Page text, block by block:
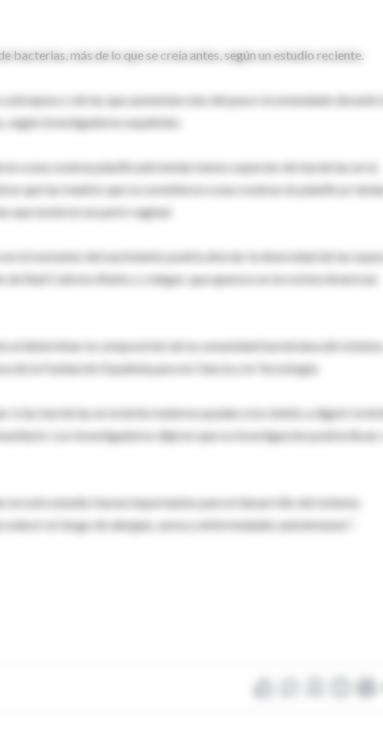
bacterias, más de lo que se creía antes, según un estudio reciente.
o de las que aumentan más del peso recomendado durante el
investigadores españoles.
a una cesárea planificada tenían menos especies de bacterias en la
que las madres que se sometieron a una cesárea sin planificar
que tuvieron un parto vaginal.
en el momento del nacimiento podría afectar la diversidad de las
de Raúl Cabrera Rubio y colegas, que aparece en la revista American
al determinar la composición de la comunidad bacteriana del sistema
de la Fundación Española para la Ciencia y la Tecnología.
si las bacterias en la leche materna ayudan a los bebés a digerir la
Los investigadores dijeron que su investigación podría llevar a
en este estudio fueran importantes para el desarrollo del sistema
el riesgo de alergias, asma y enfermedades autoinmunes",